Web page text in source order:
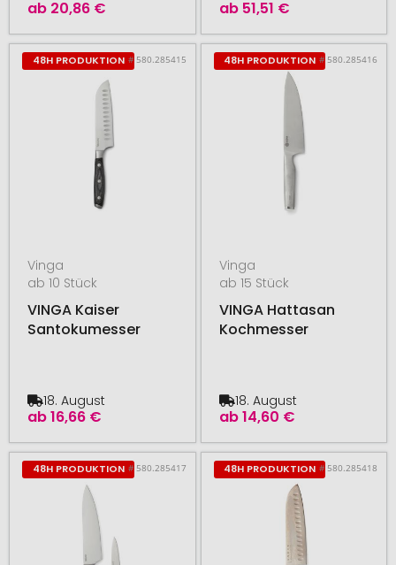
ab 20,86 € ab 51,51 €
48H PRODUKTION # 580.285415
Vinga
ab 10 Stück
VINGA Kaiser
Santokumesser
ab16,66 €
18. August
48H PRODUKTION # 580.285416
Vinga
ab 15 Stück
VINGA Hattasan
Kochmesser
ab14,60 €
18. August
48H PRODUKTION # 580.285417 48H PRODUKTION # 580.285418